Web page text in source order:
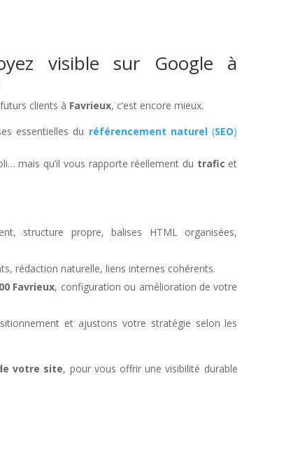
visible sur Google à
clients à Favrieux, c’est encore mieux.
essentielles du référencement naturel (SEO)
mais qu’il vous rapporte réellement du trafic et
structure propre, balises HTML organisées,
rédaction naturelle, liens internes cohérents.
Favrieux, configuration ou amélioration de votre
et ajustons votre stratégie selon les
votre site, pour vous offrir une visibilité durable